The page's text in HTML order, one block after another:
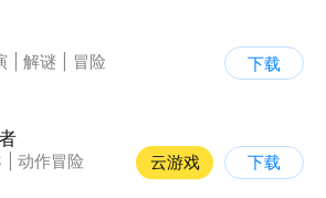
解谜
冒险
下载
动作冒险
云游戏 下载